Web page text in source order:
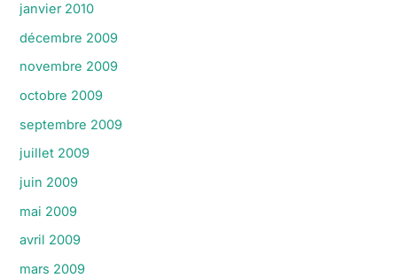
janvier 2010
décembre 2009
novembre 2009
octobre 2009
septembre 2009
juillet 2009
juin 2009
mai 2009
avril 2009
mars 2009